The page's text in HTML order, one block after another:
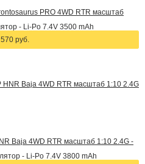
PRO 4WD RTR масштаб
- Li-Po 7.4V 3500 mAh
руб.
Baja 4WD RTR масштаб 1:10 2.4G -
- Li-Po 7.4V 3800 mAh